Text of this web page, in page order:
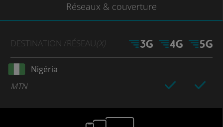
Réseaux & couverture
DESTINATION /RÉSEAU(X)
Nigéria
MTN